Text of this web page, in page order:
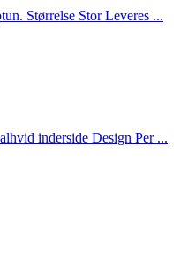
Størrelse Stor Leveres ...
inderside Design Per ...